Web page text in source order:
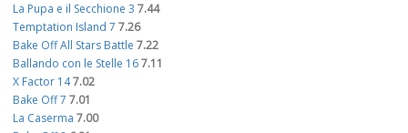
La Pupa e il Secchione 3 7.44
Temptation Island 7 7.26
Bake Off All Stars Battle 7.22
Ballando con le Stelle 167.11
X Factor 147.02
Bake Off 7 7.01
La Caserma 7.00